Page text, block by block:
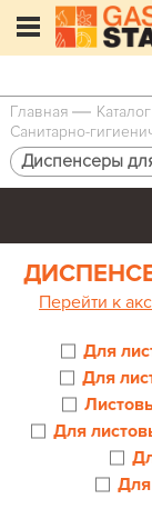
Главная
Каталог
Санитарно-
Диспенсеры
Перейти к
Для
Для
Для
Для